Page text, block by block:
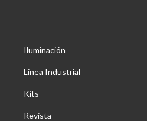
Iluminación
Linea Industrial
Kits
Revista